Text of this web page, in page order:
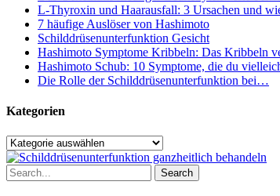
L-Thyroxin und Haarausfall: 3 Ursachen und
7 häufige Auslöser von Hashimoto
Schilddrüsenunterfunktion Gesicht
Hashimoto Symptome Kribbeln: Das Kribbeln
Hashimoto Schub: 10 Symptome, die du
Die Rolle der Schilddrüsenunterfunktion bei…
Kategorien
Kategorien
Search